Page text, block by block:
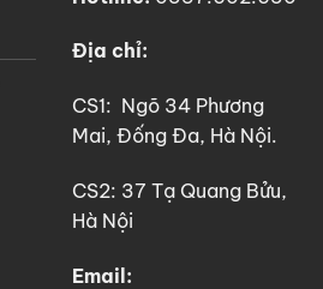
Địa chỉ:
CS1: Ngõ 34 Phương
Mai, Đống Đa, Hà Nội.
CS2: 37 Tạ Quang Bửu,
Hà Nội
Email: